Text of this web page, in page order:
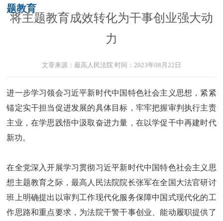
题教育
将主题教育成效转化为干事创业强大动
力
文章来源： 最高人民法院 时间： 2023年08月22日
进一步学习领会习近平新时代中国特色社会主义思想，紧紧
锚定实干担当促进发展的具体目标，牢牢把握审判执行主责
主业，在学思践悟中汲取奋进力量，在以学促干中再建时代
新功。
在全党深入开展学习贯彻习近平新时代中国特色社会主义思
想主题教育之际，最高人民法院院长张军在全国大法官研讨
班上明确提出以审判工作现代化服务保障中国式现代化的工
作思路和重点要求，为法院干警干事创业、能动履职提供了